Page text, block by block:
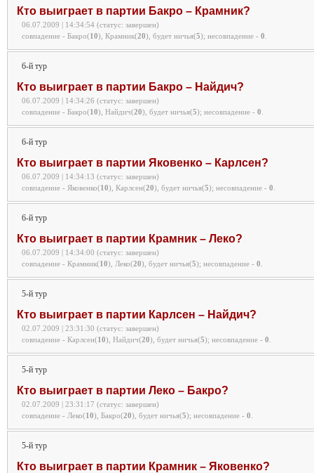
Кто выиграет в партии Бакро – Крамник?
06.07.2009 | 14:34:54 (статус: завершен)
совпадение - Бакро(10), Крамник(20), будет ничья(5); несовпадение - 0
6-й тур
Кто выиграет в партии Бакро – Найдич?
06.07.2009 | 14:34:26 (статус: завершен)
совпадение - Бакро(10), Найдич(20), будет ничья(5); несовпадение - 0
6-й тур
Кто выиграет в партии Яковенко – Карлсен?
06.07.2009 | 14:34:13 (статус: завершен)
совпадение - Яковенко(10), Карлсен(20), будет ничья(5); несовпадение - 0
6-й тур
Кто выиграет в партии Крамник – Леко?
06.07.2009 | 14:34:00 (статус: завершен)
совпадение - Крамник(10), Леко(20), будет ничья(5); несовпадение - 0
5-й тур
Кто выиграет в партии Карлсен – Найдич?
02.07.2009 | 23:31:30 (статус: завершен)
совпадение - Карлсен(10), Найдич(20), будет ничья(5); несовпадение - 0
5-й тур
Кто выиграет в партии Леко – Бакро?
02.07.2009 | 23:31:17 (статус: завершен)
совпадение - Леко(10), Бакро(20), будет ничья(5); несовпадение - 0
5-й тур
Кто выиграет в партии Крамник – Яковенко?